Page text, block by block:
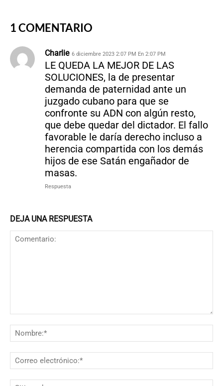
1 COMENTARIO
Charlie 6 diciembre 2023 2:07 PM En 2:07 PM
LE QUEDA LA MEJOR DE LAS
SOLUCIONES, la de presentar
demanda de paternidad ante un
juzgado cubano para que se
confronte su ADN con algún resto,
que debe quedar del dictador. El fallo
favorable le daría derecho incluso a
herencia compartida con los demás
hijos de ese Satán engañador de
masas.
Respuesta
DEJA UNA RESPUESTA